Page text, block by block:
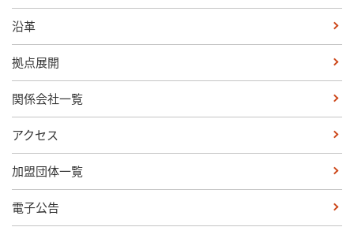
沿革
拠点展開
関係会社一覧
アクセス
加盟団体一覧
電子公告